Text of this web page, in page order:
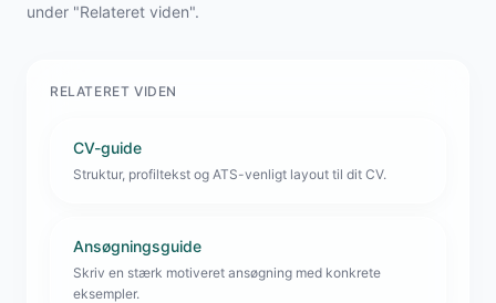
under "Relateret viden".
RELATERET VIDEN
CV-guide
Struktur, profiltekst og ATS-venligt layout til dit CV.
Ansøgningsguide
Skriv en stærk motiveret ansøgning med konkrete
eksempler.